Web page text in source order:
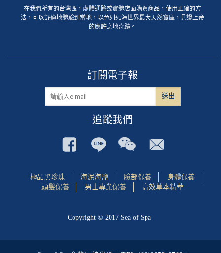
在我們所有的台灣區，虛體通路或實體店面購買商品，使用正確的方
法，可以舒適地體驗到當地，以色列死海世界最大天然寶庫，見證上帝
的應許之地奇蹟。
訂閱電子報
追蹤我們
極品黑珍珠 海泥海鹽 臉部保養
身體保養
頭髮保養
男士專業保養 高效草本精華
Copyright © 2017 Sea of Spa